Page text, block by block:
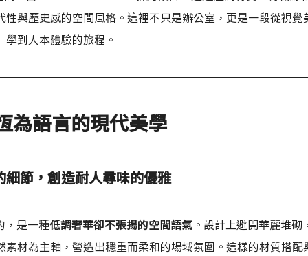
與歷史感的空間風格。這裡不只是辦公室，更是一段從視覺
學到人本體驗的旅程。
為語言的現代美學
細節，創造耐人尋味的優雅
，是一種低調奢華卻不張揚的空間語氣 。設計上避開華麗堆砌
材為主軸，營造出穩重而柔和的場域氛圍。這樣的材質搭配